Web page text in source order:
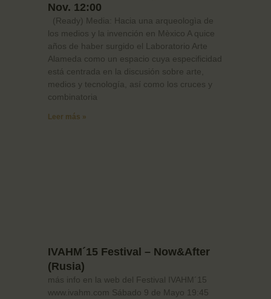
Nov. 12:00
(Ready) Media: Hacia una arqueologìa de
los medios y la invención en Mèxico A quice
años de haber surgido el Laboratorio Arte
Alameda como un espacio cuya especificidad
está centrada en la discusión sobre arte,
medios y tecnología, así como los cruces y
combinatoria
Leer más »
IVAHM´15 Festival – Now&After
(Rusia)
más info en la web del Festival IVAHM´15
www.ivahm.com Sábado 9 de Mayo 19:45